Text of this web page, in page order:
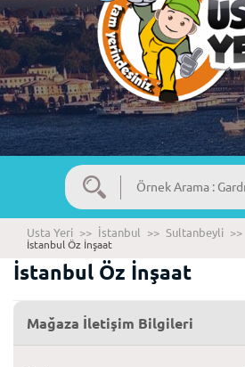
Usta Yeri >> İstanbul >> Sultanbeyli >>
İstanbul Öz İnşaat
İstanbul Öz İnşaat
Mağaza İletişim Bilgileri